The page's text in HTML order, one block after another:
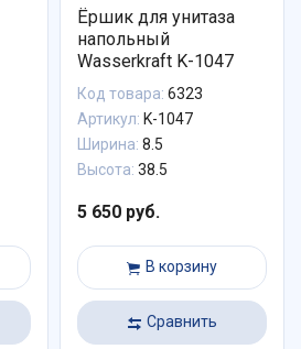
Ёршик для унитаза
напольный
Wasserkraft K-1047
Код товара: 6323
Артикул: K-1047
Ширина: 8.5
Высота: 38.5
5 650 руб.
В корзину
Сравнить